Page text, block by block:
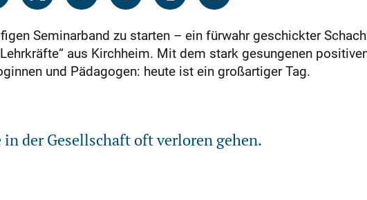
Seminarband zu starten – ein fürwahr geschickter
aus Kirchheim. Mit dem stark gesungenen
und Pädagogen: heute ist ein großartiger Tag.
der Gesellschaft oft verloren gehen.